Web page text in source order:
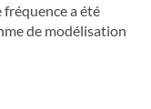
fréquence a été
de modélisation